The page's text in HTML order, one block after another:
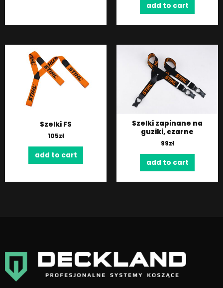
add to cart
Szelki FS
105zł
add to cart
Szelki zapinane na
guziki, czarne
99zł
add to cart